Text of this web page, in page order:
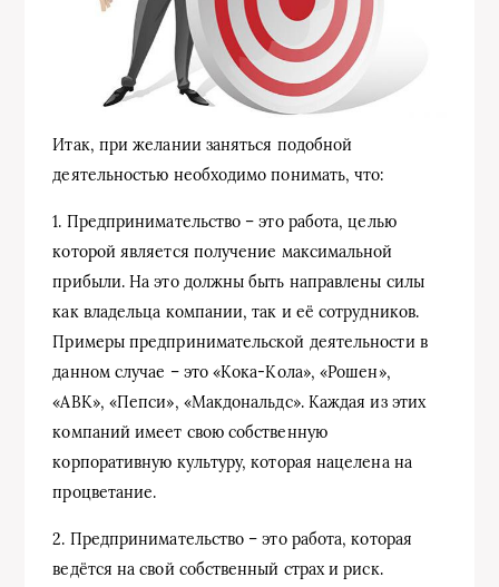
Итак, при желании заняться подобной
деятельностью необходимо понимать, что:
1. Предпринимательство – это работа, целью
которой является получение максимальной
прибыли. На это должны быть направлены силы
как владельца компании, так и её сотрудников.
Примеры предпринимательской деятельности в
данном случае – это «Кока-Кола», «Рошен»,
«АВК», «Пепси», «Макдональдс». Каждая из этих
компаний имеет свою собственную
корпоративную культуру, которая нацелена на
процветание.
2. Предпринимательство – это работа, которая
ведётся на свой собственный страх и риск.